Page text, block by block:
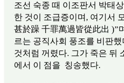
조선 숙종 때 이조판서 박태
한 것이 조급증이며, 여기서
甚於躁 千罪萬過皆從此出 )”
르는 공직사회 풍조를 비판
것처럼 꺼렸다. 그가 죽은 뒤
에서 이 점을 칭송했다.